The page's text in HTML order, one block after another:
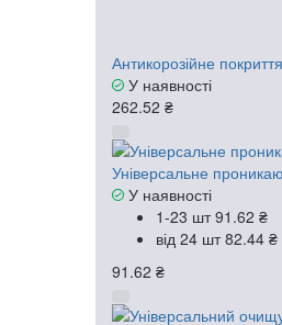
Антикорозійне
У наявності
262.52 ₴
Універсальне
У наявності
1-23 шт91.62 ₴
від 24 шт82.44 ₴
91.62 ₴